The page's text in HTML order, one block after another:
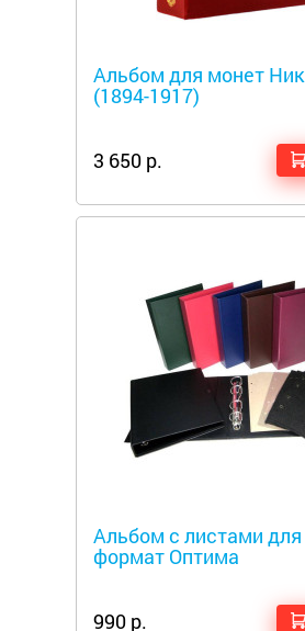
Альбом для монет
(1894-1917)
3 650 р.
Альбом с листами для
формат Оптима
990 р.